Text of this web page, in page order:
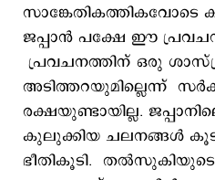
സാങ്കേതികത്തികവോടെ
ജപ്പാന്‍ പക്ഷേ ഈ
പ്രവചനത്തിന് ഒരു
അടിത്തറയുമില്ലെന്ന്
രക്ഷയുണ്ടായില്ല.
കുലുക്കിയ ചലനങ്ങള്‍
ഭീതികൂടി.